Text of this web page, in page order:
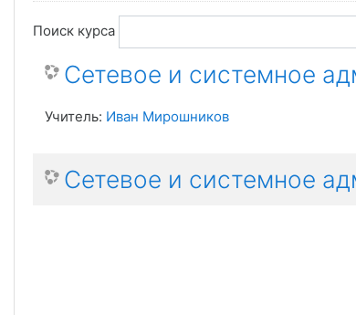
Поиск курса
Сетевое и системное
Учитель: Иван Мирошников
Сетевое и системное